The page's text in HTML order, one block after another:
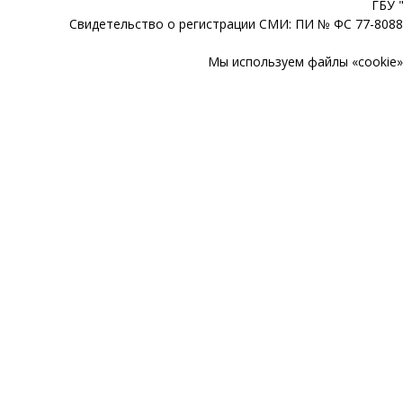
ГБУ
Свидетельство о регистрации СМИ: ПИ № ФС 77-
Мы используем файлы «cookie»